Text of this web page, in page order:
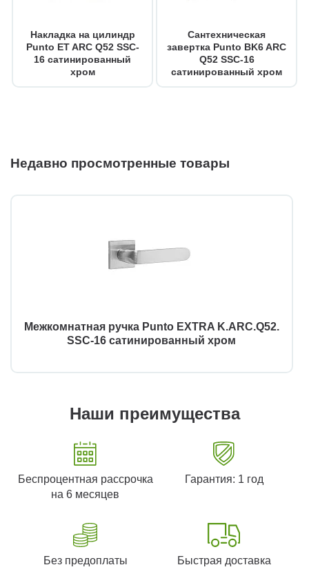
Накладка на цилиндр
Punto ET ARC Q52 SSC-
16 сатинированный
хром
Сантехническая
завертка Punto BK6 ARC
Q52 SSC-16
сатинированный хром
Недавно просмотренные товары
Межкомнатная ручка Punto EXTRA K.ARC.Q52.
SSC-16 сатинированный хром
Наши преимущества
Беспроцентная рассрочка
на 6 месяцев
Гарантия: 1 год
Без предоплаты Быстрая доставка